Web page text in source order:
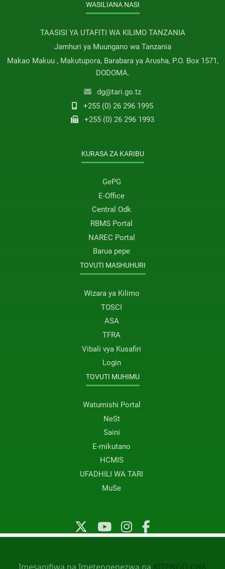
WASILIANA NASI
TAASISI YA UTAFITI WA KILIMO TANZANIA
Jamhuri ya Muungano wa Tanzania
Makao Makuu , Makutupora, Barabara ya Arusha, P.O. Box 1571,
DODOMA.
dg@tari.go.tz
+255 (0) 26 296 1995
+255 (0) 26 296 1993
KURASA ZA KARIBU
GePG
E-Office
Central Odk
RBMS Portal
NAREC Portal
Barua pepe
TOVUTI MASHUHURI
Wizara ya Kilimo
TOSCI
ASA
TFRA
Vibali vya Kusafiri
Login
TOVUTI MUHIMU
Watumishi Portal
NeSt
Saini
E-mikutano
HCMIS
UFADHILI WA TARI
MuSe
Imesanifiwa na Imetengenezwa na KITENGO CHA